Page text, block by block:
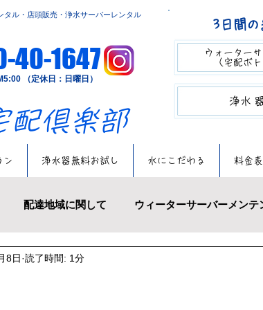
ル・店頭販売・浄水サーバーレンタル
40-1647
（定休日：日曜日）
配倶楽部
3日間の
ウォーター
（宅配ボト
​​浄水器
ン 浄水器無料お試し 水にこだわる 料金表
配達地域に関して ウィーターサーバーメンテ
πウォーター
8日 読了時間: 1分